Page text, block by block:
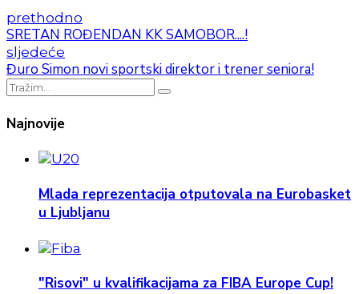
prethodno
SRETAN ROĐENDAN KK SAMOBOR....!
sljedeće
Đuro Simon novi sportski direktor i trener seniora!
Najnovije
Mlada reprezentacija otputovala na Eurobasket
u Ljubljanu
"Risovi" u kvalifikacijama za FIBA Europe Cup!